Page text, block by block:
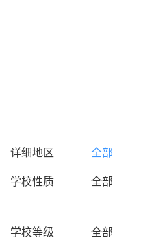
详细地区
全部
学校性质
全部
学校等级
全部